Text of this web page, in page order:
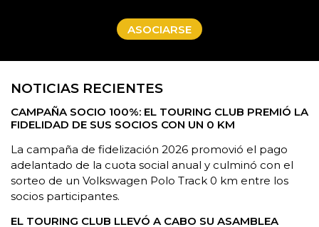
ASOCIARSE
NOTICIAS RECIENTES
CAMPAÑA SOCIO 100%: EL TOURING CLUB PREMIÓ LA
FIDELIDAD DE SUS SOCIOS CON UN 0 KM
La campaña de fidelización 2026 promovió el pago
adelantado de la cuota social anual y culminó con el
sorteo de un Volkswagen Polo Track 0 km entre los
socios participantes.
EL TOURING CLUB LLEVÓ A CABO SU ASAMBLEA